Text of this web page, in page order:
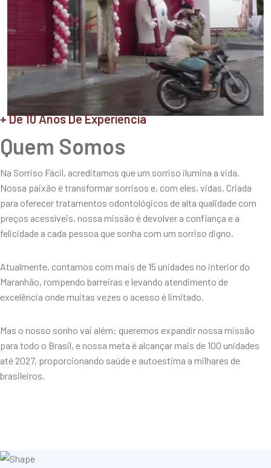
+ De 10 Anos De Experiência
Quem Somos
Na Sorriso Fácil, acreditamos que um sorriso ilumina a vida.
Nossa paixão é transformar sorrisos e, com eles, vidas. Criada
para oferecer tratamentos odontológicos de alta qualidade com
preços acessíveis, nossa missão é devolver a confiança e a
felicidade a cada pessoa que sonha com um sorriso digno.
Atualmente, contamos com mais de 15 unidades no interior do
Maranhão, rompendo barreiras e levando atendimento de
excelência onde muitas vezes o acesso é limitado.
Mas o nosso sonho vai além: queremos expandir nossa missão
para todo o Brasil, e nossa meta é alcançar mais de 100 unidades
até 2027, proporcionando saúde e autoestima a milhares de
brasileiros.